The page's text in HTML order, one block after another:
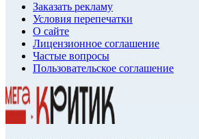
Заказать рекламу
Условия перепечатки
О сайте
Лицензионное соглашение
Частые вопросы
Пользовательское соглашение